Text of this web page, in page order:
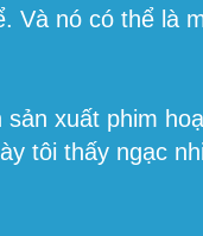
Và nó có thể là
xuất phim
tôi thấy ngạc